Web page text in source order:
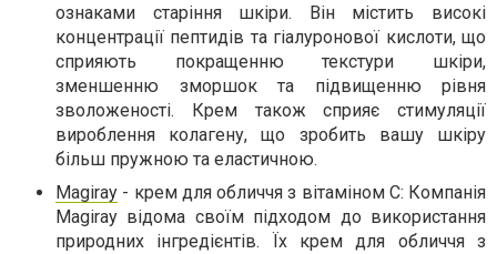
ознаками старіння шкіри. Він містить високі
концентрації пептидів та гіалуронової кислоти, що
сприяють покращенню текстури шкіри,
зменшенню зморшок та підвищенню рівня
зволоженості. Крем також сприяє стимуляції
вироблення колагену, що зробить вашу шкіру
більш пружною та еластичною.
Magiray - крем для обличчя з вітаміном С: Компанія
Magiray відома своїм підходом до використання
природних інгредієнтів. Їх крем для обличчя з